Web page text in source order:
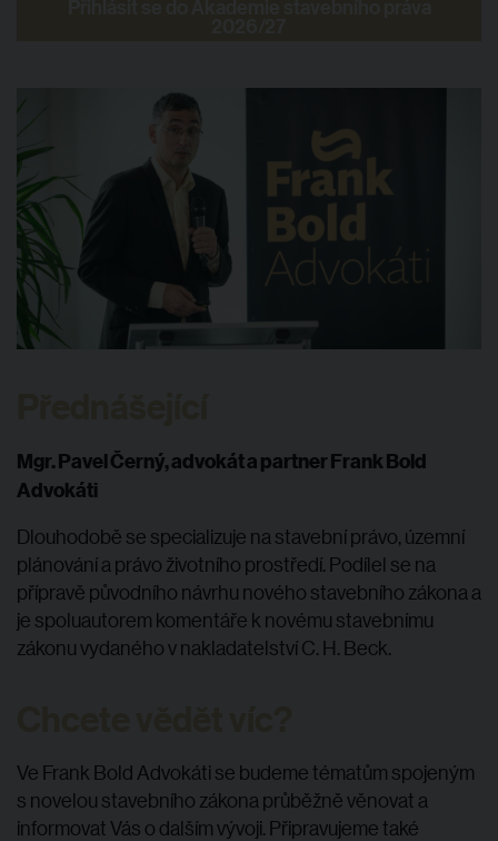
Mgr. Pavel Černý, advokát a partner Frank Bold
Advokáti
Dlouhodobě se specializuje na stavební právo, územní
plánování a právo životního prostředí. Podílel se na
přípravě původního návrhu nového stavebního zákona a
je spoluautorem komentáře k novému stavebnímu
zákonu vydaného v nakladatelství C. H. Beck.
Ve Frank Bold Advokáti se budeme tématům spojeným
s novelou stavebního zákona průběžně věnovat a
informovat Vás o dalším vývoji. Připravujeme také